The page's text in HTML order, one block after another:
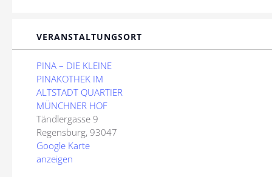
VERANSTALTUNGSORT
PINA – DIE KLEINE
PINAKOTHEK IM
ALTSTADT QUARTIER
MÜNCHNER HOF
Tändlergasse 9
Regensburg, 93047
Google Karte
anzeigen